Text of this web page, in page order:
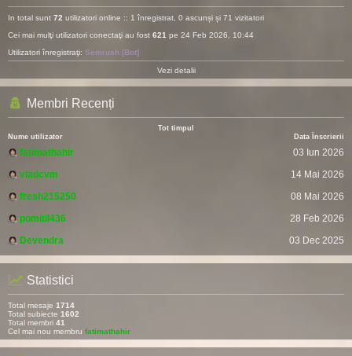
In total sunt 72 utilizatori online :: 1 înregistrat, 0 ascunși și 71 vizitatori
Cei mai mulţi utilizatori conectaţi au fost 621 pe 24 Feb 2026, 10:44
Utilizatori înregistraţi: Semrush [Bot]
Vezi detalii
Membri Recenți
Tot timpul
Nume utilizator
Data Înscrierii
fatimathahir
03 Iun 2026
vladcvm
14 Mai 2026
fresh215250
08 Mai 2026
pomitil436
28 Feb 2026
Devendra
03 Dec 2025
Statistici
Total mesaje 1714
Total subiecte 1602
Total membri 41
Cel mai nou membru fatimathahir